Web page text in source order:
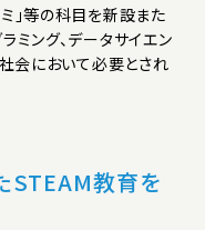
」等の科目を新設また
ミング、データサイエン
会において必要とされ
STEAM教育を